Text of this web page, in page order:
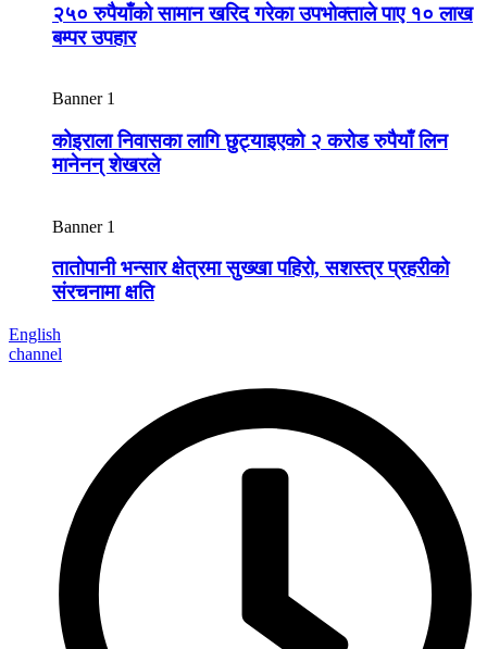
२५० रुपैयाँको सामान खरिद गरेका उपभोक्ताले पाए १० लाख
बम्पर उपहार
Banner 1
कोइराला निवासका लागि छुट्याइएको २ करोड रुपैयाँ लिन
मानेनन् शेखरले
Banner 1
तातोपानी भन्सार क्षेत्रमा सुख्खा पहिरो, सशस्त्र प्रहरीको
संरचनामा क्षति
English
channel